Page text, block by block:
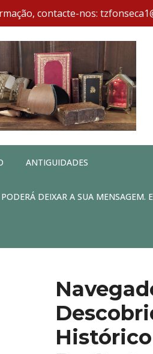
contacte-nos:
ANTIGUIDADES
DEIXAR A SUA